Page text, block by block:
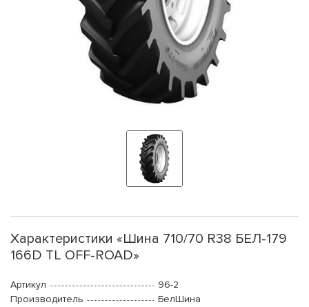
Характеристики «Шина 710/70 R38 БЕЛ-179
166D TL OFF-ROAD»
Артикул
96-2
Производитель
БелШина